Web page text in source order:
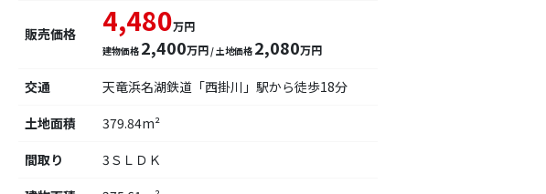
販売価格 4,480万円
建物価格 2,400万円 / 土地価格 2,080万円
交通
天竜浜名湖鉄道「西掛川」駅から徒歩18分
土地面積
379.84m²
間取り
3ＳＬＤＫ